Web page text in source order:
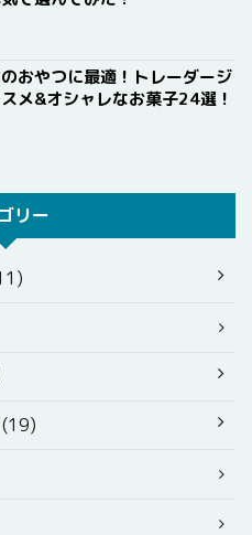
おやつに最適！トレーダージ
メ&オシャレなお菓子24選！
リー